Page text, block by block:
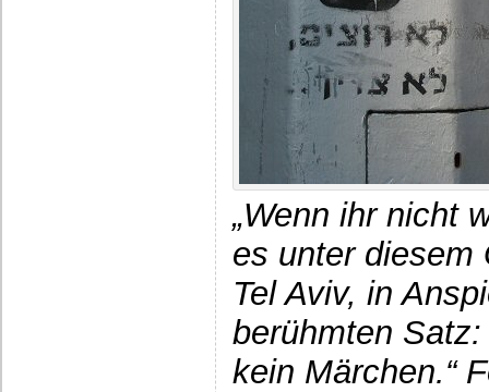
„Wenn ihr nicht
es unter diesem
Tel Aviv, in
berühmten
kein Märchen.“